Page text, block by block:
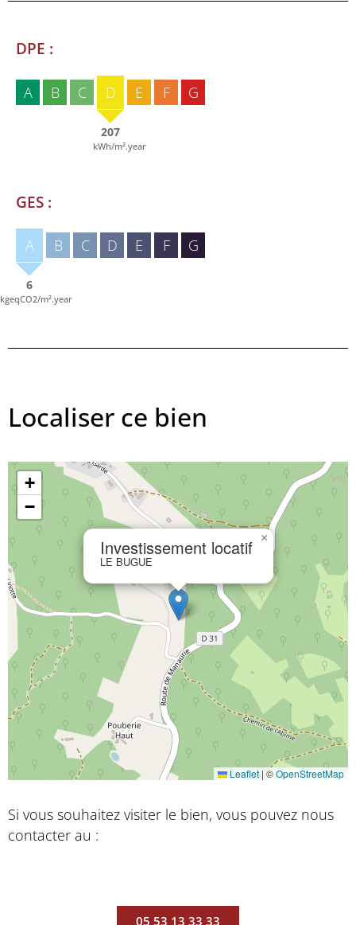
DPE :
A B C D
207
kWh/m².year
E F G
GES :
A
6
kgeqCO2/m².year
B C D E F G
Localiser ce bien
Investissement locatif
LE BUGUE
×
+
−
Leaflet |©OpenStreetMap
Si vous souhaitez visiter le bien, vous pouvez nous
contacter au :
05 53 13 33 33